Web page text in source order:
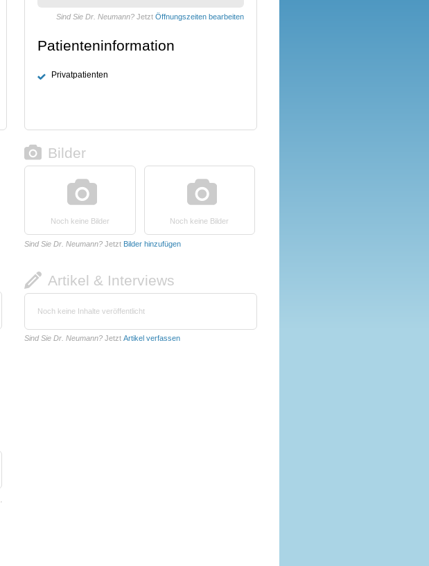
Sind Sie Dr. Neumann? Jetzt Öffnungszeiten bearbeiten
Patienteninformation
Privatpatienten
.
Bilder
Noch keine Bilder Noch keine Bilder
Sind Sie Dr. Neumann? Jetzt Bilder hinzufügen
Artikel & Interviews
Noch keine Inhalte veröffentlicht
Sind Sie Dr. Neumann? Jetzt Artikel verfassen